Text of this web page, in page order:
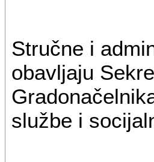
Stručne i
obavljaju
službe i